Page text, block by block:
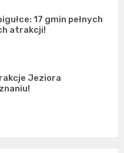
17 gmin pełnych
atrakcji!
Jeziora